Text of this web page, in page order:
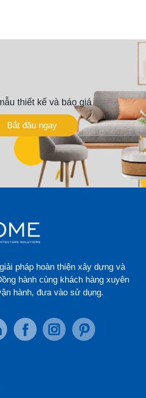
thiết kế và báo giá
Bắt đầu ngay
pháp hoàn thiện xây dựng và
hành cùng khách hàng xuyên
hành, đưa vào sử dụng.